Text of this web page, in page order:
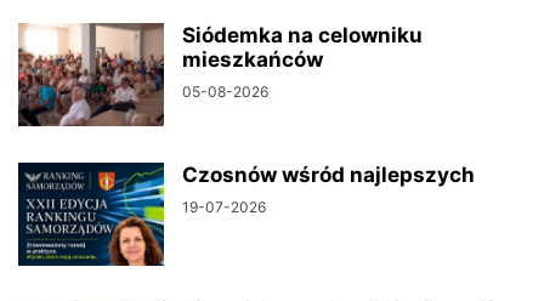
Siódemka na celowniku
mieszkańców
05-08-2026
Czosnów wśród najlepszych
19-07-2026